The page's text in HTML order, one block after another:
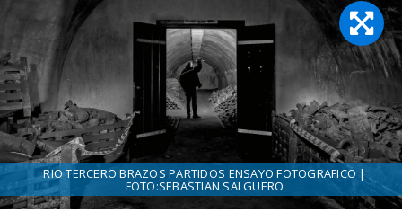
RIO TERCERO BRAZOS PARTIDOS ENSAYO FOTOGRAFICO |
FOTO:SEBASTIAN SALGUERO